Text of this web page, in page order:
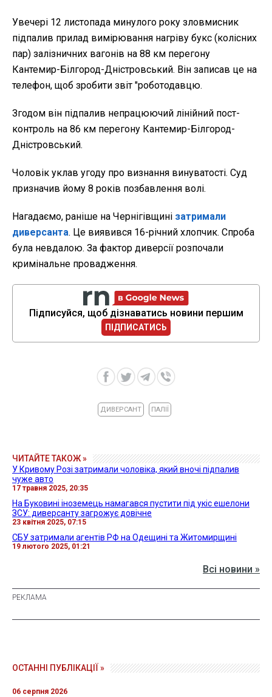
Увечері 12 листопада минулого року зловмисник
підпалив прилад вимірювання нагріву букс (колісних
пар) залізничних вагонів на 88 км перегону
Кантемир-Білгород-Дністровський. Він записав це на
телефон, щоб зробити звіт "роботодавцю.
Згодом він підпалив непрацюючий лінійний пост-
контроль на 86 км перегону Кантемир-Білгород-
Дністровський.
Чоловік уклав угоду про визнання винуватості. Суд
призначив йому 8 років позбавлення волі.
Нагадаємо, раніше на Чернігівщині затримали
диверсанта. Це виявився 16-річний хлопчик. Спроба
була невдалою. За фактор диверсії розпочали
кримінальне провадження.
Підписуйся, щоб дізнаватись новини першим
ПІДПИСАТИСЬ
ДИВЕРСАНТ ПАЛІЇ
ЧИТАЙТЕ ТАКОЖ »
У Кривому Розі затримали чоловіка, який вночі підпалив
чуже авто
17 травня 2025, 20:35
На Буковині іноземець намагався пустити під укіс ешелони
ЗСУ: диверсанту загрожує довічне
23 квітня 2025, 07:15
СБУ затримали агентів РФ на Одещині та Житомирщині
19 лютого 2025, 01:21
Всі новини »
ОСТАННІ ПУБЛІКАЦІЇ »
06 серпня 2026